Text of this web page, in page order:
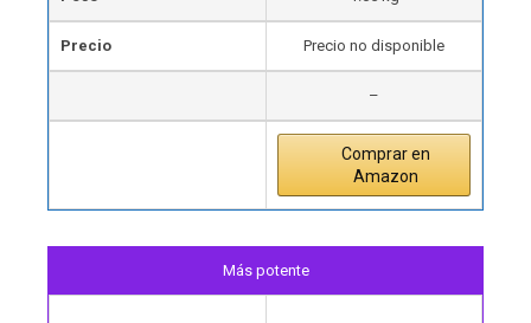
Precio Precio no disponible
–
Comprar en
Amazon
Más potente